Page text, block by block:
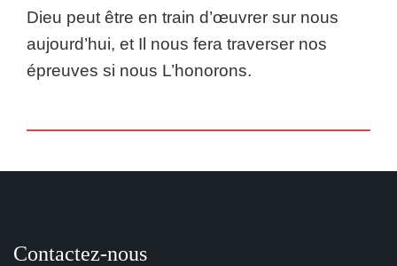
Dieu peut être en train d’œuvrer sur nous
aujourd’hui, et Il nous fera traverser nos
épreuves si nous L’honorons.
Contactez-nous